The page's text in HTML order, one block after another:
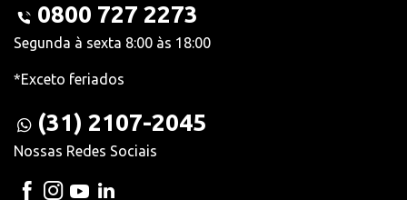
0800 727 2273
Segunda à sexta 8:00 às 18:00
*Exceto feriados
(31) 2107-2045
Nossas Redes Sociais